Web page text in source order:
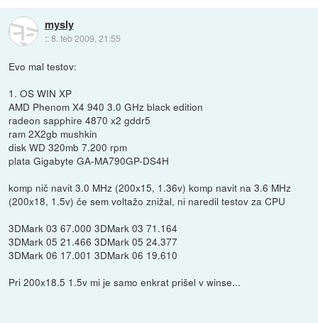
mysly
::8. feb 2009, 21:55
Evo mal testov:
1. OS WIN XP
AMD Phenom X4 940 3.0 GHz black edition
radeon sapphire 4870 x2 gddr5
ram 2X2gb mushkin
disk WD 320mb 7.200 rpm
plata Gigabyte GA-MA790GP-DS4H
komp nič navit 3.0 MHz (200x15, 1.36v) komp navit na 3.6 MHz
(200x18, 1.5v) če sem voltažo znižal, ni naredil testov za CPU
3DMark 03 67.000 3DMark 03 71.164
3DMark 05 21.466 3DMark 05 24.377
3DMark 06 17.001 3DMark 06 19.610
Pri 200x18.5 1.5v mi je samo enkrat prišel v winse...